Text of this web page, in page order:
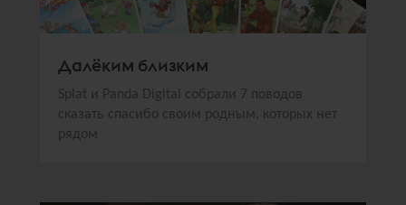
Далёким близким
Splat и Panda Digital собрали 7 поводов
сказать спасибо своим родным, которых нет
рядом